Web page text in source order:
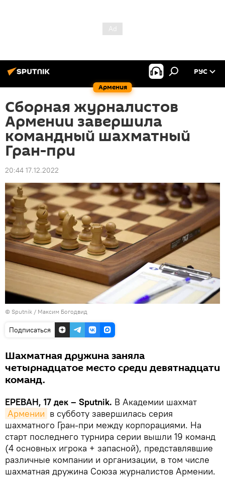
Армения
РУС
Сборная журналистов
Армении завершила
командный шахматный
Гран-при
20:44 17.12.2022
© Sputnik / Максим Богодвид
Подписаться
Шахматная дружина заняла
четырнадцатое место среди девятнадцати
команд.
ЕРЕВАН, 17 дек – Sputnik. В Академии шахмат
Армении в субботу завершилась серия
шахматного Гран-при между корпорациями. На
старт последнего турнира серии вышли 19 команд
(4 основных игрока + запасной), представлявшие
различные компании и организации, в том числе
шахматная дружина Союза журналистов Армении.